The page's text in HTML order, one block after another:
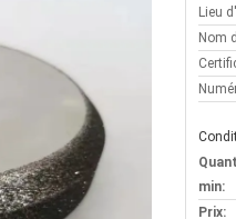
Lieu
Nom
min:
Prix: